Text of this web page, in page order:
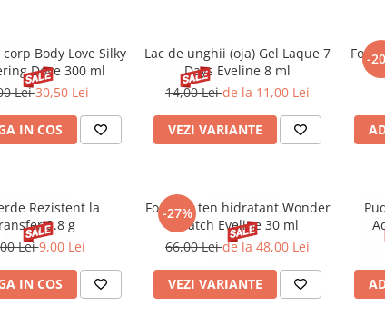
Silky
Dove 300 ml
Lei30,50 Lei
IN COS
Lac de unghii (oja) Gel Laque 7
Days Eveline 8 ml
14,00 Leide la 11,00 Lei
VEZI VARIANTE
-
Rezistent la
3.8 g
Lei9,00 Lei
IN COS
-27%
Fond de ten hidratant Wonder
Match Eveline 30 ml
66,00 Leide la 48,00 Lei
VEZI VARIANTE